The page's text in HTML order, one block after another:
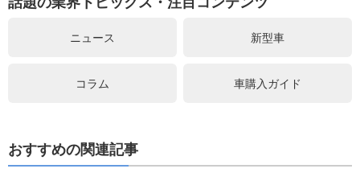
ニュース 新型車
コラム 車購入ガイド
おすすめの関連記事